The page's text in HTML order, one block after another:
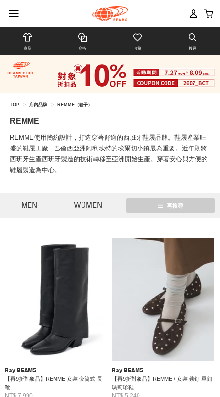
商品 穿搭 收藏 搜尋
TOP > 店內品牌 > REMME（鞋子）
REMME
REMME使用簡約設計，打造穿著舒適的西班牙鞋履品牌。鞋履產業旺
盛的鞋履工廠---巴倫西亞洲阿利坎特的埃爾切小鎮最為重要。近年則將
西班牙生產西班牙製造的技術轉移至亞洲開始生產。穿著安心與方便的
鞋履製造為中心。
MEN WOMEN 再搜尋
Ray BEAMS
【再9折對象品】REMME 女裝 套筒式 長
靴
NT$ 7,990
Ray BEAMS
【再9折對象品】REMME / 女裝 鉚釘 單釦
瑪莉珍鞋
NT$ 5,240